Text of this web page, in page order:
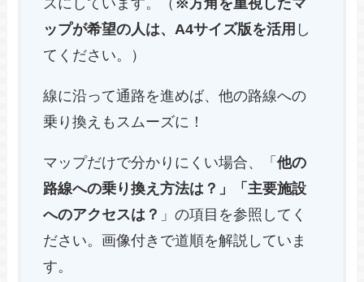
ズにしています。（ ※方角を重視したマ
ップが希望の人は、A4サイズ版を活用 し
てください。）
線に沿って通路を進めば、他の路線への
乗り換えもスムーズに！
マップだけで分かりにくい場合、「他の
路線への乗り換え方法は？」「主要施設
へのアクセスは？ 」の項目を参照してく
ださい。画像付きで道順を解説していま
す。